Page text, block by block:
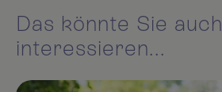
Das könnte Sie auch
interessieren...